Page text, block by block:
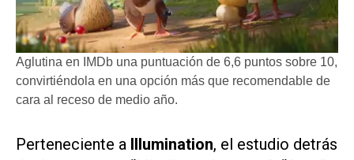
Aglutina en IMDb una puntuación de 6,6 puntos sobre 10,
convirtiéndola en una opción más que recomendable de
cara al receso de medio año.
Perteneciente a Illumination, el estudio detrás